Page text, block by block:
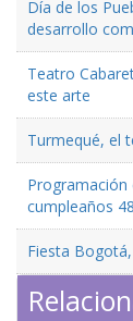
Día de los
desarrollo
Teatro
este arte
Turmequé, el
cumpleaños
Fiesta